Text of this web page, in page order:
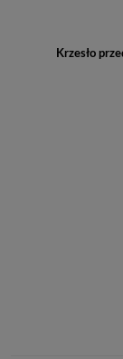
Krzesło